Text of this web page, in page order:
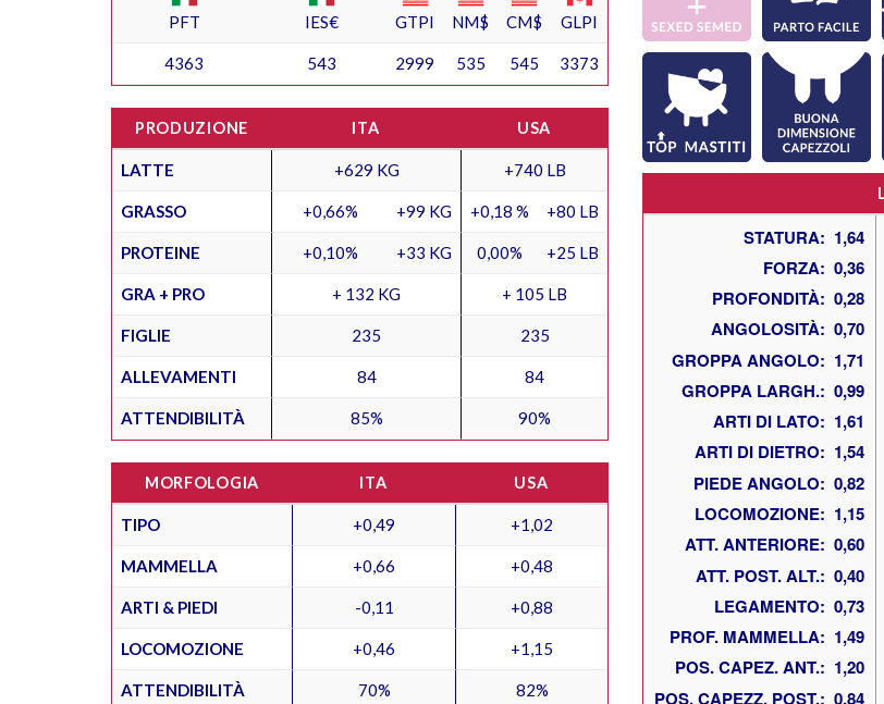
PFT IES€ GTPI NM$ CM$ GLPI
4363 543 2999 535 545 3373
PRODUZIONE ITA USA
LATTE +629 KG +740 LB
GRASSO +0,66% +99 KG +0,18 % +80 LB
PROTEINE +0,10% +33 KG 0,00% +25 LB
GRA + PRO + 132 KG + 105 LB
FIGLIE 235 235
ALLEVAMENTI 84 84
ATTENDIBILITÀ 85% 90%
MORFOLOGIA ITA USA
TIPO +0,49 +1,02
MAMMELLA +0,66 +0,48
ARTI & PIEDI -0,11 +0,88
LOCOMOZIONE +0,46 +1,15
ATTENDIBILITÀ 70% 82%